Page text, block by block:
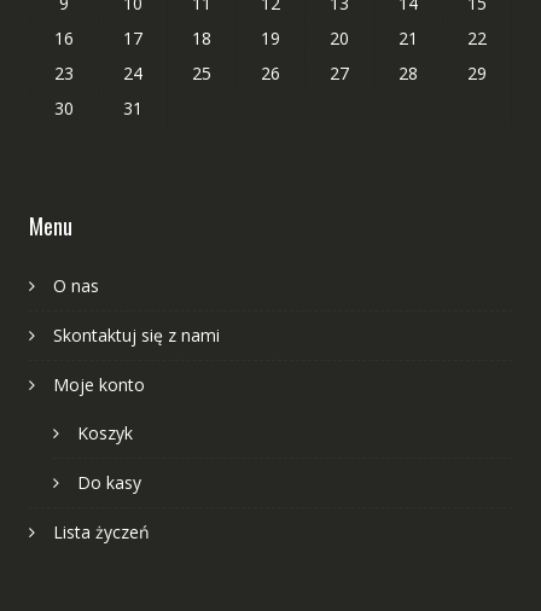
16
17 18 19 20 21
22
23
24 25 26 27 28
29
30
31
Menu
O nas
Skontaktuj się z nami
Moje konto
Koszyk
Do kasy
Lista życzeń